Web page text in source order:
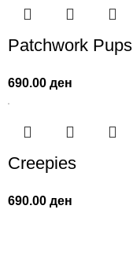
Patchwork Pups
690.00ден
Creepies
690.00ден